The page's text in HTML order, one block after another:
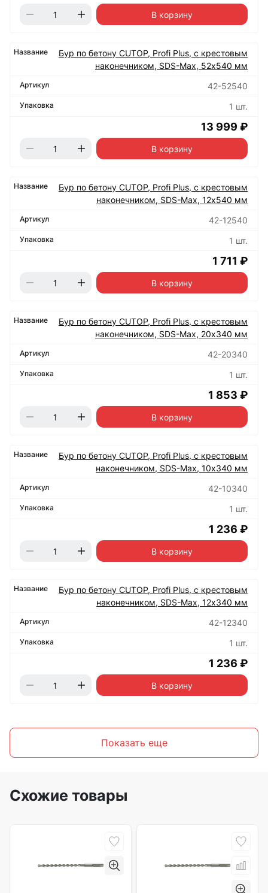
В корзину
Бур по бетону CUTOP, Profi Plus, с крестовым
наконечником, SDS-Max, 52х540 мм
42-52540
1 шт.
13 999 ₽
В корзину
Бур по бетону CUTOP, Profi Plus, с крестовым
наконечником, SDS-Max, 12х540 мм
42-12540
1 шт.
1 711 ₽
В корзину
Бур по бетону CUTOP, Profi Plus, с крестовым
наконечником, SDS-Max, 20х340 мм
42-20340
1 шт.
1 853 ₽
В корзину
Бур по бетону CUTOP, Profi Plus, с крестовым
наконечником, SDS-Max, 10х340 мм
42-10340
1 шт.
1 236 ₽
В корзину
Бур по бетону CUTOP, Profi Plus, с крестовым
наконечником, SDS-Max, 12х340 мм
42-12340
1 шт.
1 236 ₽
В корзину
Показать еще
Схожие товары